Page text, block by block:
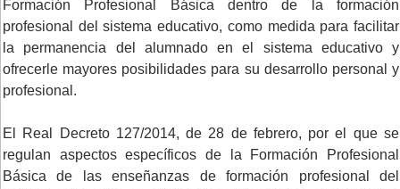
Formación Profesional Básica dentro de la formación
profesional del sistema educativo, como medida para facilitar
la permanencia del alumnado en el sistema educativo y
ofrecerle mayores posibilidades para su desarrollo personal y
profesional.
El Real Decreto 127/2014, de 28 de febrero, por el que se
regulan aspectos específicos de la Formación Profesional
Básica de las enseñanzas de formación profesional del